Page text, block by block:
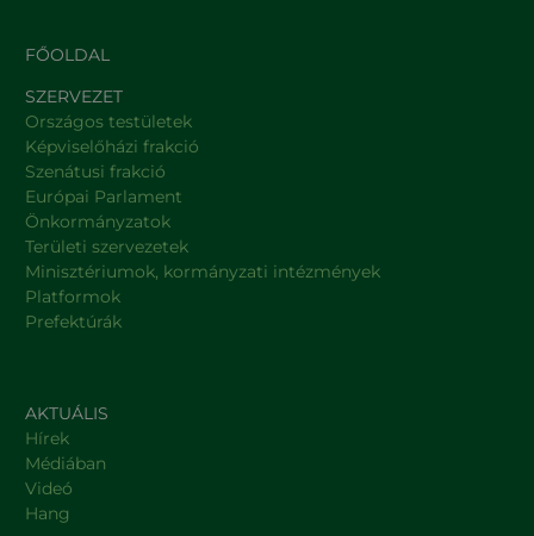
FŐOLDAL
SZERVEZET
Országos testületek
Képviselőházi frakció
Szenátusi frakció
Európai Parlament
Önkormányzatok
Területi szervezetek
Minisztériumok, kormányzati intézmények
Platformok
Prefektúrák
AKTUÁLIS
Hírek
Médiában
Videó
Hang